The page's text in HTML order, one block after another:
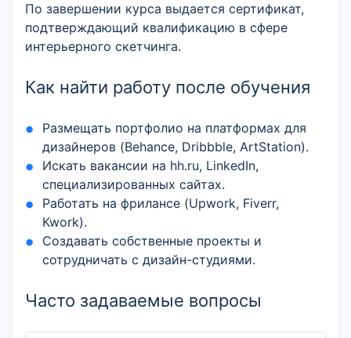
По завершении курса выдается сертификат,
подтверждающий квалификацию в сфере
интерьерного скетчинга.
Как найти работу после обучения
Размещать портфолио на платформах для
дизайнеров (Behance, Dribbble, ArtStation).
Искать вакансии на hh.ru, LinkedIn,
специализированных сайтах.
Работать на фрилансе (Upwork, Fiverr,
Kwork).
Создавать собственные проекты и
сотрудничать с дизайн-студиями.
Часто задаваемые вопросы